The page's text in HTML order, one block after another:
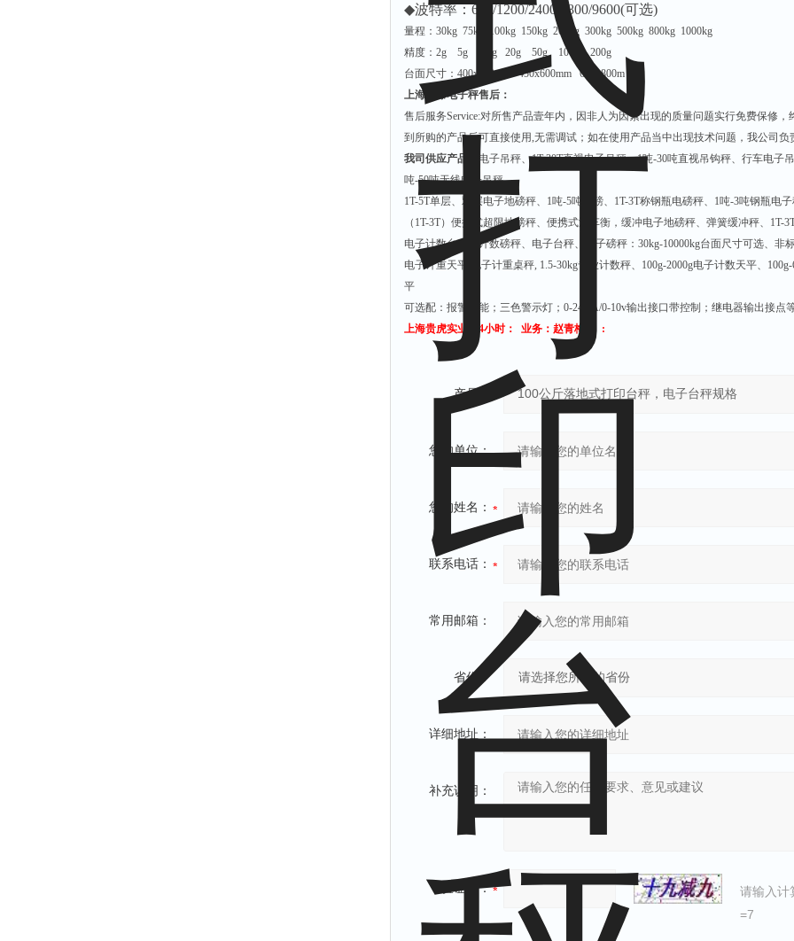
◆波特率：600/1200/2400/4800/9600(可选)
量程： 30kg 75kg 100kg 150kg 200kg 300kg 500kg 800kg 1000kg
精度： 2g 5g 10g 20g 50g 100g 200g
台面尺寸： 400x500mm 450x600mm 600x800m
上海防爆电子秤售后：
售后服务Service:对所售产品壹年内，因非人为因素出现的质量问题实行免费保修
到所购的产品后可直接使用,无需调试；如在使用产品当中出现技术问题，我公司负
我司供应产品：
电子吊秤、1T-30T直视电子吊秤、1吨-30吨直视吊钩秤、行车电子
吨-50吨无线电子吊秤
1T-5T单层、双层电子地磅秤、 1吨-5吨地磅、 1T-3T称钢瓶电磅秤、 1吨-3吨钢瓶电
（ 1T-3T）便携式超限地磅秤、便携式汽车衡，缓冲电子地磅秤、弹簧缓冲秤、 1T-
电子计数台秤，计数磅秤、电子台秤、电子磅秤： 30kg-10000kg台面尺寸可选、非
电子计重天平
电子计重桌秤, 1.5-30kg专业计数秤、 100g-2000g电子计数天平、
平
可选配：报警功能；三色警示灯； 0-24mA/0-10v输出接口带控制；继电器输出接点
上海贵虎实业 24小时： 业务：赵青梅 : :
产品：
您的单位：
您的姓名：
联系电话：
常用邮箱：
省份：
详细地址：
补充说明：
验证码：
请输入计
=7